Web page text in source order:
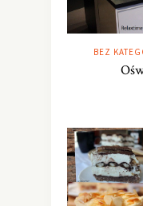
BEZ